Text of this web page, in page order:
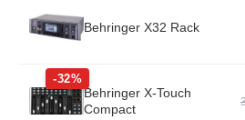
Behringer X32 Rack
-32%
Behringer X-Touch
Compact